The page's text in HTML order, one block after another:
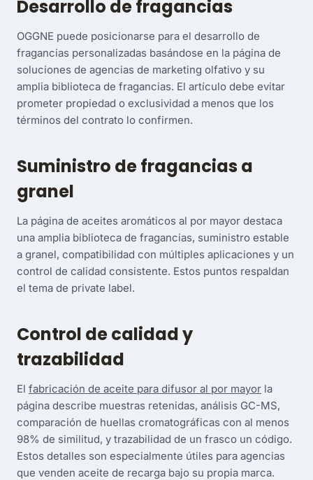
Desarrollo de fragancias
OGGNE puede posicionarse para el desarrollo de
fragancias personalizadas basándose en la página de
soluciones de agencias de marketing olfativo y su
amplia biblioteca de fragancias. El artículo debe evitar
prometer propiedad o exclusividad a menos que los
términos del contrato lo confirmen.
Suministro de fragancias a
granel
La página de aceites aromáticos al por mayor destaca
una amplia biblioteca de fragancias, suministro estable
a granel, compatibilidad con múltiples aplicaciones y un
control de calidad consistente. Estos puntos respaldan
el tema de private label.
Control de calidad y
trazabilidad
El fabricación de aceite para difusor al por mayor la
página describe muestras retenidas, análisis GC-MS,
comparación de huellas cromatográficas con al menos
98% de similitud, y trazabilidad de un frasco un código.
Estos detalles son especialmente útiles para agencias
que venden aceite de recarga bajo su propia marca.